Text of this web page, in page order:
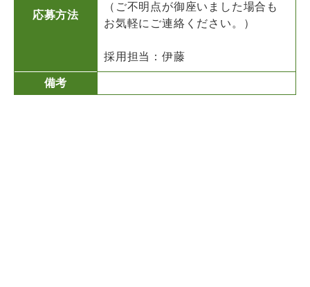
応募方法
（ご不明点が御座いました場合も
お気軽にご連絡ください。）
採用担当：伊藤
備考